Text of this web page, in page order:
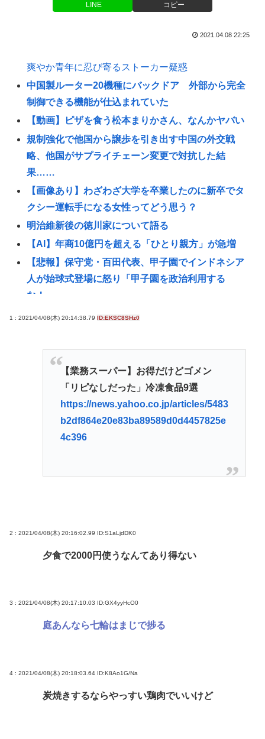
LINE コピー
2021.04.08 22:25
爽やか青年に忍び寄るストーカー疑惑
中国製ルーター20機種にバックドア 外部から完全
制御できる機能が仕込まれていた
【動画】ピザを食う松本まりかさん、なんかヤバい
規制強化で他国から譲歩を引き出す中国の外交戦
略、他国がサプライチェーン変更で対抗した結
果……
【画像あり】わざわざ大学を卒業したのに新卒でタ
クシー運転手になる女性ってどう思う？
明治維新後の徳川家について語る
【AI】年商10億円を超える「ひとり親方」が急増
【悲報】保守党・百田代表、甲子園でインドネシア
人が始球式登場に怒り「甲子園を政治利用する
な！」
タイ人12歳少女を60人の日本人にレ●プさせたおっさ
高橋名人「左手のバネを取るために手術をします」
【悲報】高市、非核三原則を今後も堅持していくの
表現削除www
【悲報】大卒公務員40歳年収700万ワイ、咽び泣く…
【🧟】「ゾンビたばこ売人」と肩組みショット「小
園海斗」に注がれる”厳しい視線” 「レギュラー剥奪
とんこつらーめんが全く流行らない理由ってなんや
園が半減 取材ではうるさいと答える住民はおらず こ
Powered by livedoor 相互RSS
1 : 2021/04/08(木) 20:14:38.79 ID:EKSC8SHz0
【業務スーパー】お得だけどゴメン
「リピなしだった」冷凍食品9選
https://news.yahoo.co.jp/articles/5483
b2df864e20e83ba89589d0d4457825e
4c396
2 : 2021/04/08(木) 20:16:02.99 ID:S1aLjdDK0
夕食で2000円使うなんてあり得ない
3 : 2021/04/08(木) 20:17:10.03 ID:GX4yyHcO0
庭あんなら七輪はまじで捗る
4 : 2021/04/08(木) 20:18:03.64 ID:K8Ao1G/Na
炭焼きするならやっすい鶏肉でいいけど